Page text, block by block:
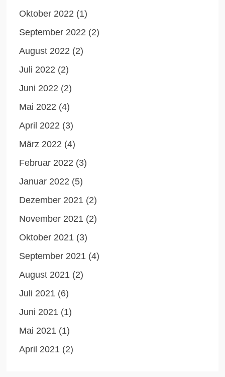
Oktober 2022 (1)
September 2022 (2)
August 2022 (2)
Juli 2022 (2)
Juni 2022 (2)
Mai 2022 (4)
April 2022 (3)
März 2022 (4)
Februar 2022 (3)
Januar 2022 (5)
Dezember 2021 (2)
November 2021 (2)
Oktober 2021 (3)
September 2021 (4)
August 2021 (2)
Juli 2021 (6)
Juni 2021 (1)
Mai 2021 (1)
April 2021 (2)